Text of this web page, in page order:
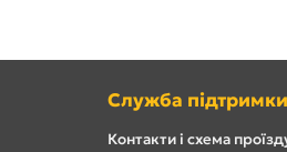
Служба підтримки
Контакти і схема